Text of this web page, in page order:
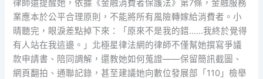
律師還提醒她，依據《金融消費者保護法》第7條，金融服務
業應本於公平合理原則，不能將所有風險轉嫁給消費者。小
晴聽完，眼淚差點掉下來：「原來不是我的錯……我終於覺得
有人站在我這邊。」北極星律法網的律師不僅幫她撰寫爭議
款申請書、陪同調解，還教她如何蒐證——保留簡訊截圖、
網頁翻拍、通聯記錄，甚至建議她向數位發展部「110」檢舉